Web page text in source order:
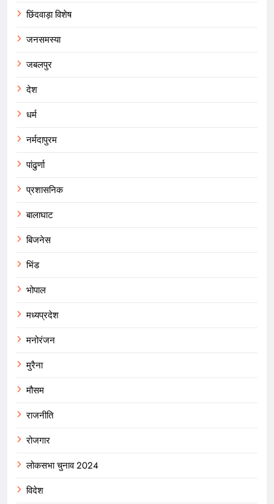
छिंदवाड़ा विशेष
जनसमस्या
जबलपुर
देश
धर्म
नर्मदापुरम
पांढुर्णा
प्रशासनिक
बालाघाट
बिजनेस
भिंड
भोपाल
मध्यप्रदेश
मनोरंजन
मुरैना
मौसम
राजनीति
रोजगार
लोकसभा चुनाव 2024
विदेश